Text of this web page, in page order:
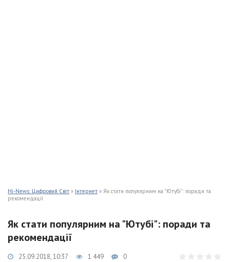
Hi-News: Цифровий Світ » Інтернет » Як стати популярним на "Ютубі": поради та
рекомендації
Як стати популярним на "Ютубі": поради та
рекомендації
25.09.2018, 10:37 1 449 0